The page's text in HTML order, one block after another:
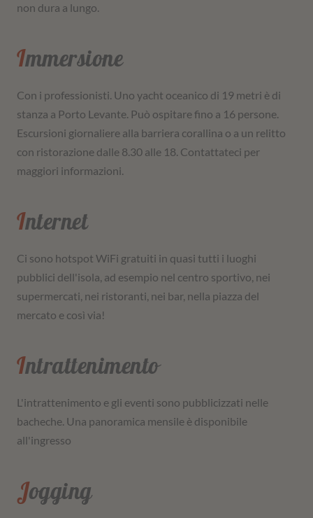
non dura a lungo.
Immersione
Con i professionisti. Uno yacht oceanico di 19 metri è di
stanza a Porto Levante. Può ospitare fino a 16 persone.
Escursioni giornaliere alla barriera corallina o a un relitto
con ristorazione dalle 8.30 alle 18. Contattateci per
maggiori informazioni.
Internet
Ci sono hotspot WiFi gratuiti in quasi tutti i luoghi
pubblici dell'isola, ad esempio nel centro sportivo, nei
supermercati, nei ristoranti, nei bar, nella piazza del
mercato e così via!
Intrattenimento
L'intrattenimento e gli eventi sono pubblicizzati nelle
bacheche. Una panoramica mensile è disponibile
all'ingresso
Jogging